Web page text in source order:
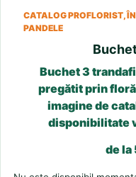
CATALOG PROFLORIST,
PANDELE
Buchet 3
pregătit prin
imagine de
disponibilitate
de la